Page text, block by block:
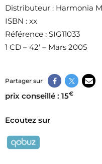
Distributeur : Harmonia
ISBN : xx
Référence : SIG11033
1 CD – 42′ – Mars 2005
Partager sur
prix conseillé : 15€
Ecoutez sur